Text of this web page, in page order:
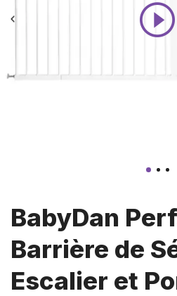
BabyDan
Barrière de
Escalier et